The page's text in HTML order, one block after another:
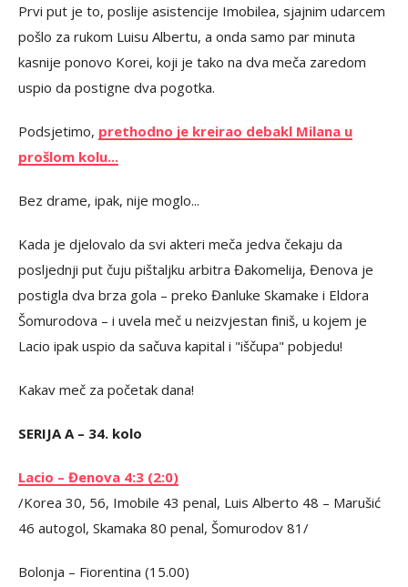
Prvi put je to, poslije asistencije Imobilea, sjajnim udarcem
pošlo za rukom Luisu Albertu, a onda samo par minuta
kasnije ponovo Korei, koji je tako na dva meča zaredom
uspio da postigne dva pogotka.
Podsjetimo, prethodno je kreirao debakl Milana u
prošlom kolu...
Bez drame, ipak, nije moglo...
Kada je djelovalo da svi akteri meča jedva čekaju da
posljednji put čuju pištaljku arbitra Đakomelija, Đenova je
postigla dva brza gola – preko Đanluke Skamake i Eldora
Šomurodova – i uvela meč u neizvjestan finiš, u kojem je
Lacio ipak uspio da sačuva kapital i "iščupa" pobjedu!
Kakav meč za početak dana!
SERIJA A – 34. kolo
Lacio – Đenova 4:3 (2:0)
/Korea 30, 56, Imobile 43 penal, Luis Alberto 48 – Marušić
46 autogol, Skamaka 80 penal, Šomurodov 81/
Bolonja – Fiorentina (15.00)